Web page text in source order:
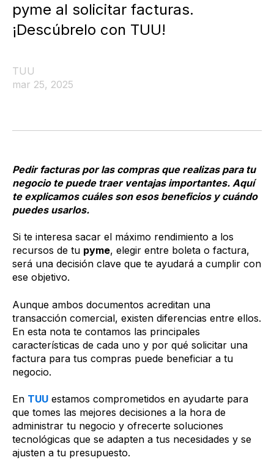
pyme al solicitar facturas.
¡Descúbrelo con TUU!
TUU
mar 25, 2025
Pedir facturas por las compras que realizas para tu
negocio te puede traer ventajas importantes. Aquí
te explicamos cuáles son esos beneficios y cuándo
puedes usarlos.
Si te interesa sacar el máximo rendimiento a los
recursos de tu pyme, elegir entre boleta o factura,
será una decisión clave que te ayudará a cumplir con
ese objetivo.
Aunque ambos documentos acreditan una
transacción comercial, existen diferencias entre ellos.
En esta nota te contamos las principales
características de cada uno y por qué solicitar una
factura para tus compras puede beneficiar a tu
negocio.
En TUU estamos comprometidos en ayudarte para
que tomes las mejores decisiones a la hora de
administrar tu negocio y ofrecerte soluciones
tecnológicas que se adapten a tus necesidades y se
ajusten a tu presupuesto.